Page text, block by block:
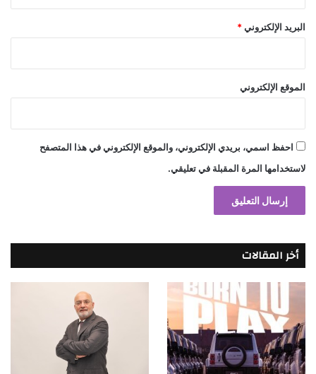
البريد الإلكتروني *
الموقع الإلكتروني
احفظ اسمي، بريدي الإلكتروني، والموقع الإلكتروني في هذا المتصفح
لاستخدامها المرة المقبلة في تعليقي.
أخر المقالات